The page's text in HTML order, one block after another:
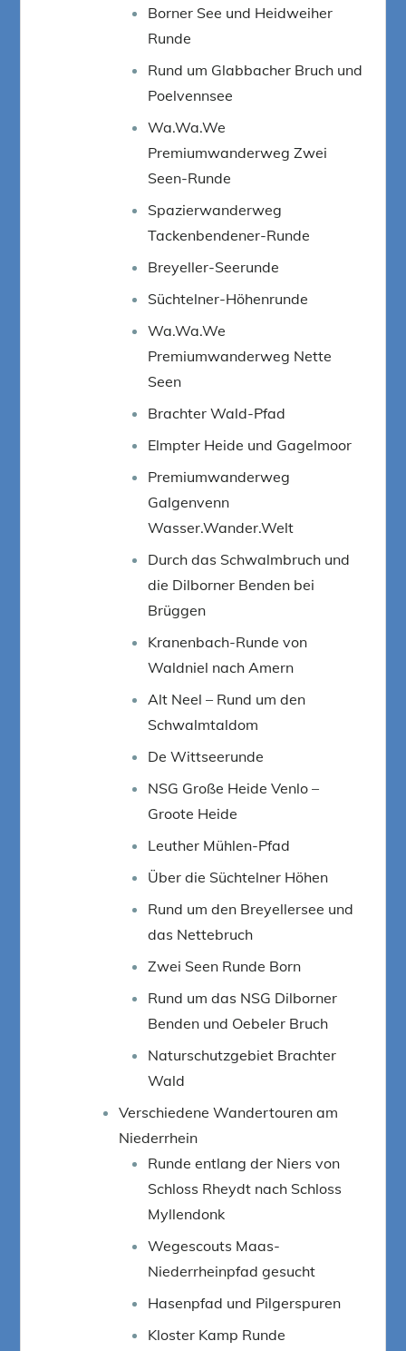
Borner See und Heidweiher
Runde
Rund um Glabbacher Bruch und
Poelvennsee
Wa.Wa.We
Premiumwanderweg Zwei
Seen-Runde
Spazierwanderweg
Tackenbendener-Runde
Breyeller-Seerunde
Süchtelner-Höhenrunde
Wa.Wa.We
Premiumwanderweg Nette
Seen
Brachter Wald-Pfad
Elmpter Heide und Gagelmoor
Premiumwanderweg
Galgenvenn
Wasser.Wander.Welt
Durch das Schwalmbruch und
die Dilborner Benden bei
Brüggen
Kranenbach-Runde von
Waldniel nach Amern
Alt Neel – Rund um den
Schwalmtaldom
De Wittseerunde
NSG Große Heide Venlo –
Groote Heide
Leuther Mühlen-Pfad
Über die Süchtelner Höhen
Rund um den Breyellersee und
das Nettebruch
Zwei Seen Runde Born
Rund um das NSG Dilborner
Benden und Oebeler Bruch
Naturschutzgebiet Brachter
Wald
Verschiedene Wandertouren am
Niederrhein
Runde entlang der Niers von
Schloss Rheydt nach Schloss
Myllendonk
Wegescouts Maas-
Niederrheinpfad gesucht
Hasenpfad und Pilgerspuren
Kloster Kamp Runde